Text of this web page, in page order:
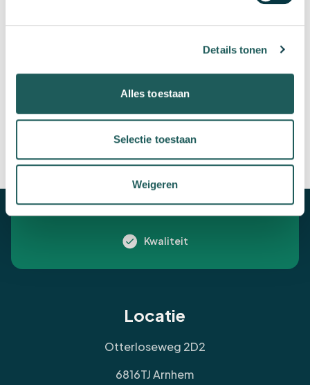
Details tonen
Alles toestaan
Selectie toestaan
Weigeren
Groeien in groen, bos en infra
Snelle afhandeling
Kwaliteit
Locatie
Otterloseweg 2D2
6816TJ Arnhem